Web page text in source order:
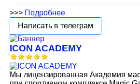
>>> Подробнее
Написать в телеграм
ICON ACADEMY
Мы лицензированная Академия